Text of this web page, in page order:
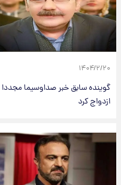
۱۴۰۴/۲/۲۰
گوینده سابق خبر صداوسیما مجددا
ازدواج کرد